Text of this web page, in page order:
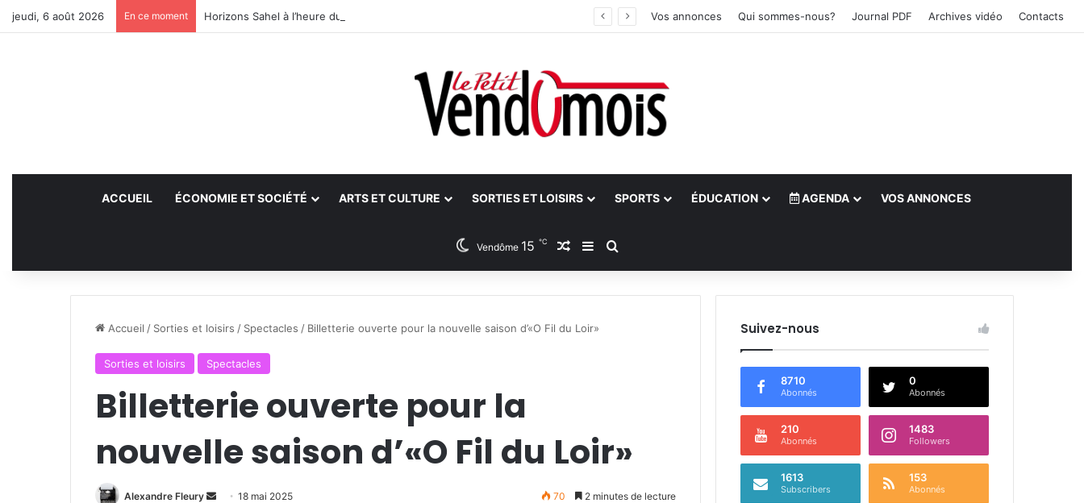
jeudi, 6 août 2026 En ce moment Horizons Sahel à l’heure du bilan Vos annonces Qui sommes-nous? Journal PDF Archives vidéo Contacts
ACCUEIL ÉCONOMIE ET SOCIÉTÉ ARTS ET CULTURE SORTIES ET LOISIRS SPORTS ÉDUCATION AGENDA VOS ANNONCES
Vendôme 15 ℃ Article Aléatoire
Sidebar (barre latérale)
Rechercher
Accueil / Sorties et loisirs / Spectacles / Billetterie ouverte pour la nouvelle saison d’«O Fil du Loir»
Sorties et loisirs Spectacles
Billetterie ouverte pour la
nouvelle saison d’«O Fil du Loir»
Alexandre Fleury 18 mai 2025 70 2 minutes de lecture
Suivez-nous
8710
Abonnés
0
Abonnés
210
Abonnés
1483
Followers
1613
Subscribers
153
Abonnés